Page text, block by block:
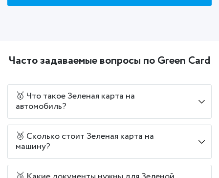
Часто задаваемые вопросы по Green Card
🥇 Что такое Зеленая карта на
автомобиль?
🥈 Сколько стоит Зеленая карта на
машину?